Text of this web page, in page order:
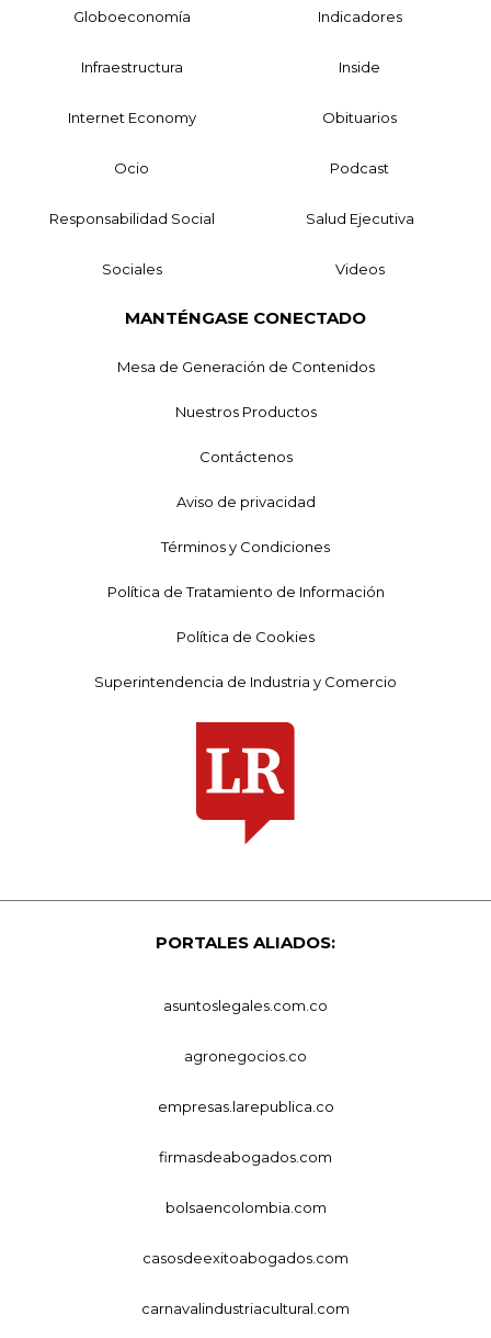
Globoeconomía Indicadores
Infraestructura Inside
Internet Economy Obituarios
Ocio Podcast
Responsabilidad Social Salud Ejecutiva
Sociales Videos
MANTÉNGASE CONECTADO
Mesa de Generación de Contenidos
Nuestros Productos
Contáctenos
Aviso de privacidad
Términos y Condiciones
Política de Tratamiento de Información
Política de Cookies
Superintendencia de Industria y Comercio
PORTALES ALIADOS:
asuntoslegales.com.co
agronegocios.co
empresas.larepublica.co
firmasdeabogados.com
bolsaencolombia.com
casosdeexitoabogados.com
carnavalindustriacultural.com